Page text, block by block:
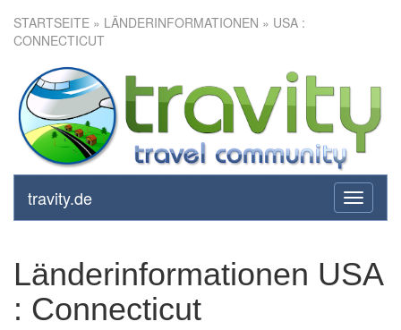
STARTSEITE » LÄNDERINFORMATIONEN » USA :
CONNECTICUT
toggle
travity.de
Länderinformationen USA
: Connecticut